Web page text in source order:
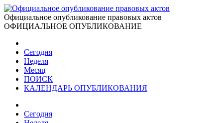
Официальное опубликование правовых актов
ОФИЦИАЛЬНОЕ ОПУБЛИКОВАНИЕ
Сегодня
Неделя
Месяц
ПОИСК
КАЛЕНДАРЬ ОПУБЛИКОВАНИЯ
Сегодня